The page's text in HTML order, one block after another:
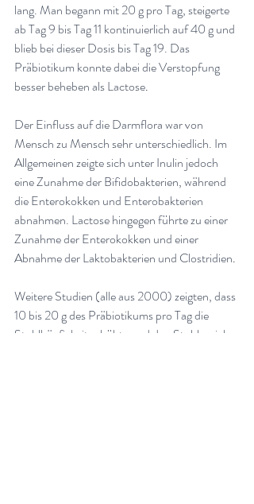
lang. Man begann mit 20 g pro Tag, steigerte
ab Tag 9 bis Tag 11 kontinuierlich auf 40 g und
blieb bei dieser Dosis bis Tag 19. Das
Präbiotikum konnte dabei die Verstopfung
besser beheben als Lactose.
Der Einfluss auf die Darmflora war von
Mensch zu Mensch sehr unterschiedlich. Im
Allgemeinen zeigte sich unter Inulin jedoch
eine Zunahme der Bifidobakterien, während
die Enterokokken und Enterobakterien
abnahmen. Lactose hingegen führte zu einer
Zunahme der Enterokokken und einer
Abnahme der Laktobakterien und Clostridien.
Weitere Studien (alle aus 2000) zeigten, dass
10 bis 20 g des Präbiotikums pro Tag die
Stuhlhäufigkeit erhöhte und den Stuhl weich